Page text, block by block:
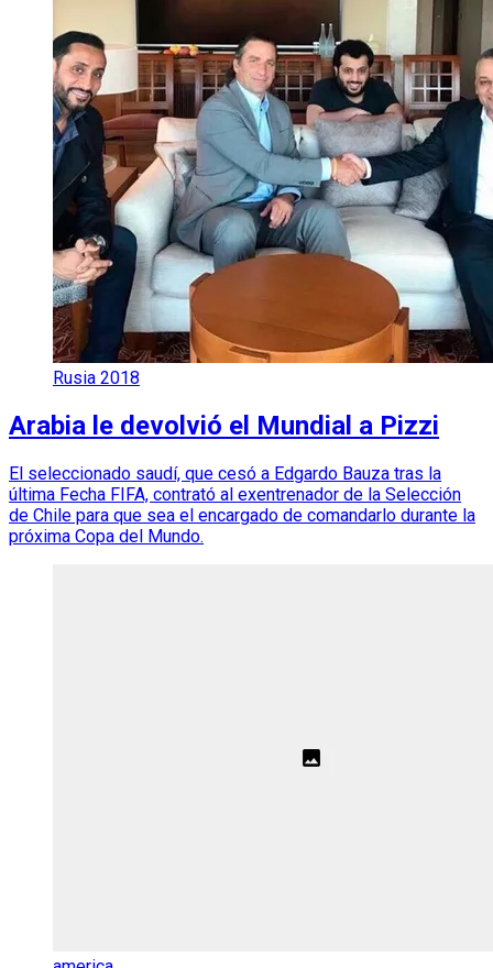
Rusia 2018
Arabia le devolvió el Mundial a Pizzi
El seleccionado saudí, que cesó a Edgardo Bauza tras la
última Fecha FIFA, contrató al exentrenador de la Selección
de Chile para que sea el encargado de comandarlo durante la
próxima Copa del Mundo.